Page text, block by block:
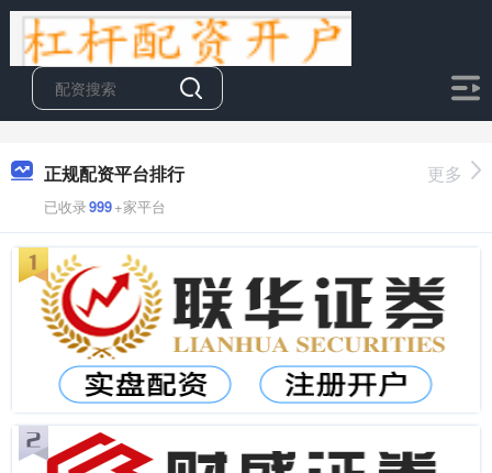
正规配资平台排行
已收录999+家平台
更多